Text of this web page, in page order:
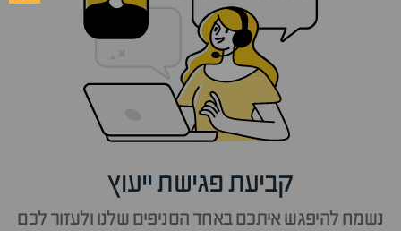
קביעת פגישת ייעוץ
נשמח להיפגש איתכם באחד הסניפים שלנו ולעזור לכם